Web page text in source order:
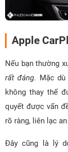
Apple
Nếu bạn thường
rất đáng. Mặc dù
không thay thế
quyết được vấn
rõ ràng, liên lạc
Đây cũng là lý